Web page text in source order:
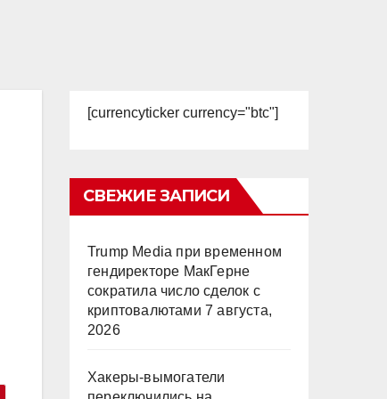
[currencyticker currency="btc"]
СВЕЖИЕ ЗАПИСИ
Trump Media при временном
гендиректоре МакГерне
сократила число сделок с
криптовалютами 7 августа,
2026
Хакеры-вымогатели